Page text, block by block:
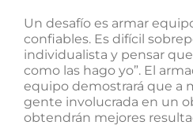
Un desafío es armar
confiables. Es difícil
individualista y pensar
como las hago yo”. El
equipo demostrará que a
gente involucrada en un
obtendrán mejores